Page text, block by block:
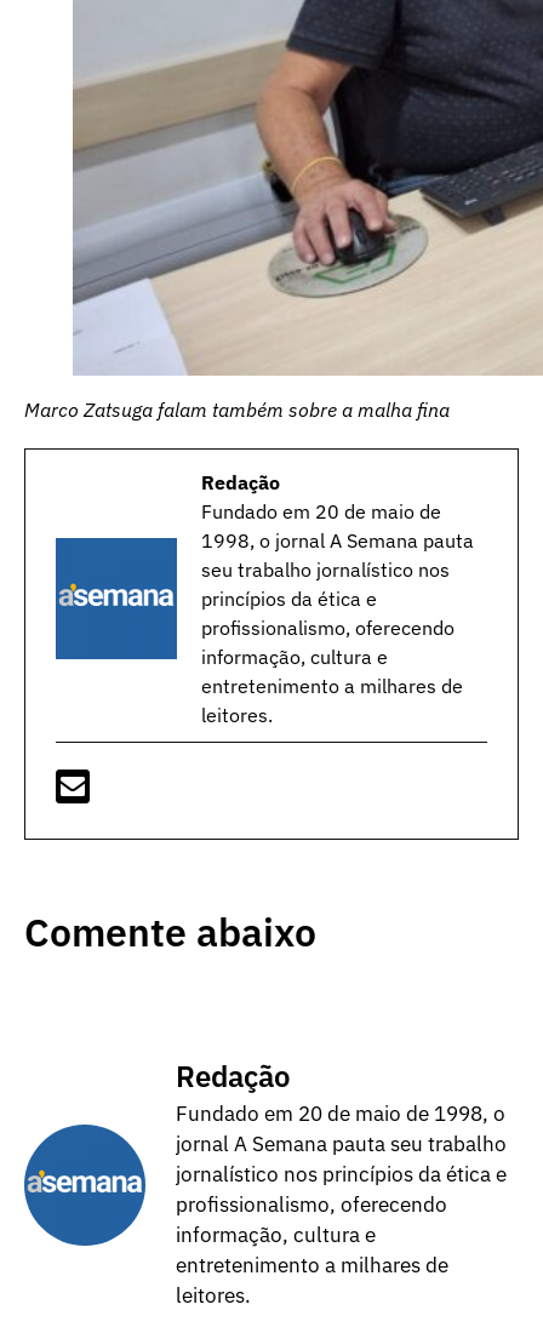
Marco Zatsuga falam também sobre a malha fina
Redação
Fundado em 20 de maio de
1998, o jornal A Semana pauta
seu trabalho jornalístico nos
princípios da ética e
profissionalismo, oferecendo
informação, cultura e
entretenimento a milhares de
leitores.
Comente abaixo
Redação
Fundado em 20 de maio de 1998, o
jornal A Semana pauta seu trabalho
jornalístico nos princípios da ética e
profissionalismo, oferecendo
informação, cultura e
entretenimento a milhares de
leitores.